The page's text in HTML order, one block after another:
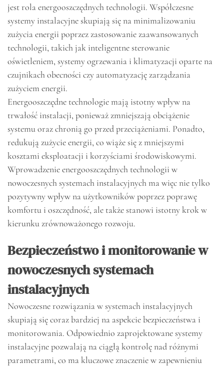
jest rola energooszczędnych technologii. Współczesne
systemy instalacyjne skupiają się na minimalizowaniu
zużycia energii poprzez zastosowanie zaawansowanych
technologii, takich jak inteligentne sterowanie
oświetleniem, systemy ogrzewania i klimatyzacji oparte na
czujnikach obecności czy automatyzację zarządzania
zużyciem energii.
Energooszczędne technologie mają istotny wpływ na
trwałość instalacji, ponieważ zmniejszają obciążenie
systemu oraz chronią go przed przeciążeniami. Ponadto,
redukują zużycie energii, co wiąże się z mniejszymi
kosztami eksploatacji i korzyściami środowiskowymi.
Wprowadzenie energooszczędnych technologii w
nowoczesnych systemach instalacyjnych ma więc nie tylko
pozytywny wpływ na użytkowników poprzez poprawę
komfortu i oszczędność, ale także stanowi istotny krok w
kierunku zrównoważonego rozwoju.
Bezpieczeństwo i monitorowanie w
nowoczesnych systemach
instalacyjnych
Nowoczesne rozwiązania w systemach instalacyjnych
skupiają się coraz bardziej na aspekcie bezpieczeństwa i
monitorowania. Odpowiednio zaprojektowane systemy
instalacyjne pozwalają na ciągłą kontrolę nad różnymi
parametrami, co ma kluczowe znaczenie w zapewnieniu